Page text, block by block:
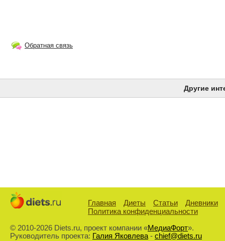
Обратная связь
Другие
Главная Диеты Статьи
Дневники
Политика конфиденциальности
© 2010-2026 Diets.ru, проект компании «МедиаФорт».
Руководитель проекта: Галия Яковлева- chief@diets.ru